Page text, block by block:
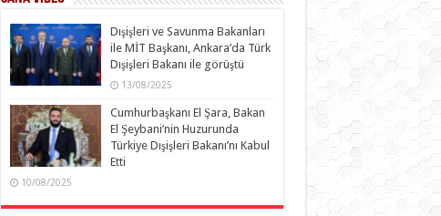
Dışişleri ve Savunma Bakanları
ile MİT Başkanı, Ankara’da Türk
Dışişleri Bakanı ile görüştü
13/08/2025
Cumhurbaşkanı El Şara, Bakan
El Şeybani’nin Huzurunda
Türkiye Dışişleri Bakanı’nı Kabul
Etti
10/08/2025